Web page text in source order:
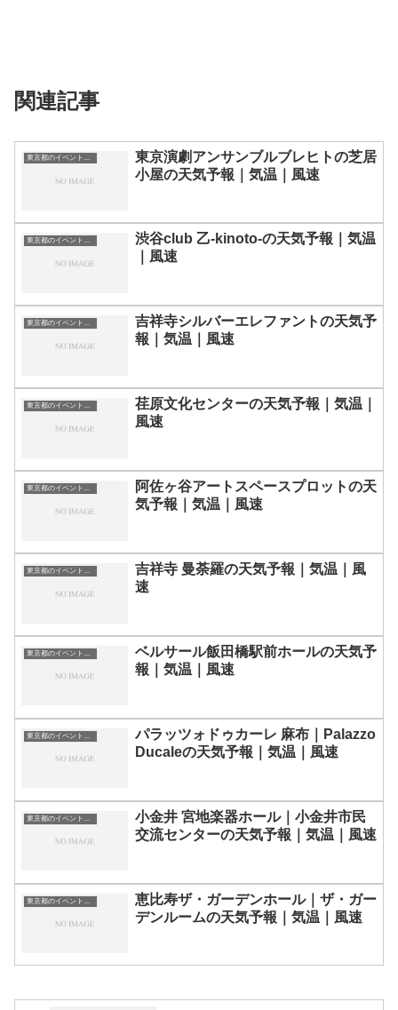
関連記事
東京都のイベント会場一覧
東京演劇アンサンブルブレヒトの芝居
小屋の天気予報｜気温｜風速
東京都のイベント会場一覧
渋谷club 乙-kinoto-の天気予報｜気温
｜風速
東京都のイベント会場一覧
吉祥寺シルバーエレファントの天気予
報｜気温｜風速
東京都のイベント会場一覧
荏原文化センターの天気予報｜気温｜
風速
東京都のイベント会場一覧
阿佐ヶ谷アートスペースプロットの天
気予報｜気温｜風速
東京都のイベント会場一覧
吉祥寺 曼荼羅の天気予報｜気温｜風
速
東京都のイベント会場一覧
ベルサール飯田橋駅前ホールの天気予
報｜気温｜風速
パラッツォドゥカーレ 麻布｜Palazzo
Ducaleの天気予報｜気温｜風速
小金井 宮地楽器ホール｜小金井市民
交流センターの天気予報｜気温｜風速
恵比寿ザ・ガーデンホール｜ザ・ガー
デンルームの天気予報｜気温｜風速